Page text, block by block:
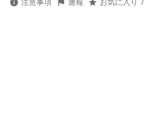
注意事項 通報 お気に入り 7